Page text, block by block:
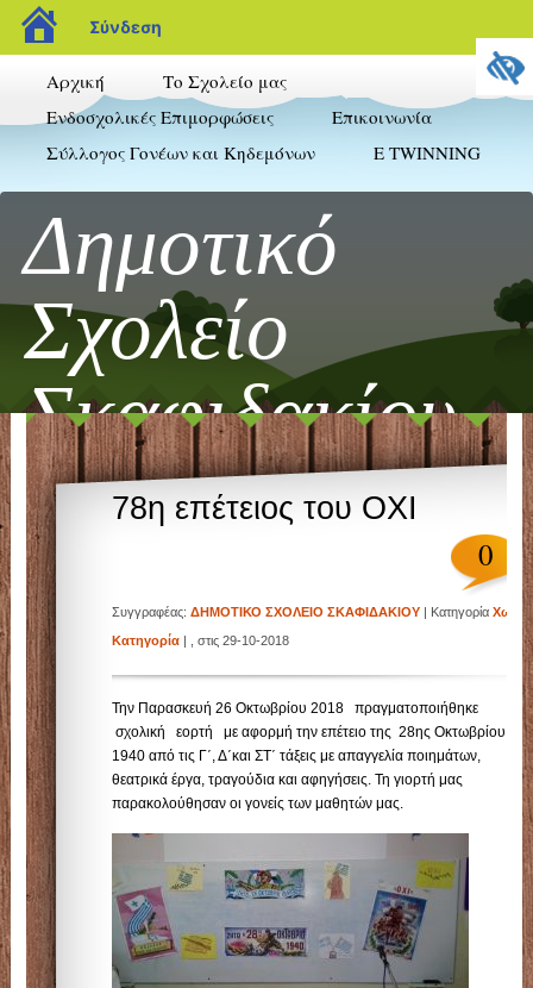
blogs.sch.gr
Σύνδεση
Αρχική
Το Σχολείο μας
Ενδοσχολικές Επιμορφώσεις
Επικοινωνία
Σύλλογος Γονέων και Κηδεμόνων
E TWINNING
Δημοτικό
Σχολείο
Σκαφιδακίου
Τα νέα μας στο διαδίκτυο
78η επέτειος του ΟΧΙ
0
Συγγραφέας:ΔΗΜΟΤΙΚΟ ΣΧΟΛΕΙΟ ΣΚΑΦΙΔΑΚΙΟΥ | ΚατηγορίαΧωρίς
Κατηγορία | , στις 29-10-2018
Την Παρασκευή 26 Οκτωβρίου 2018 πραγματοποιήθηκε
σχολική εορτή με αφορμή την επέτειο της 28ης Οκτωβρίου
1940 από τις Γ΄, Δ΄και ΣΤ΄ τάξεις με απαγγελία ποιημάτων,
θεατρικά έργα, τραγούδια και αφηγήσεις. Τη γιορτή μας
παρακολούθησαν οι γονείς των μαθητών μας.